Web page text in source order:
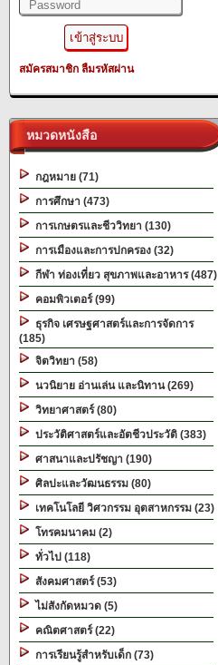
สมัครสมาชิก ลืมรหัสผ่าน
หมวดหนังสือ
กฎหมาย (71)
การศึกษา (473)
การเกษตรและชีววิทยา (130)
การเมืองและการปกครอง (32)
กีฬา ท่องเที่ยว สุขภาพและอาหาร (487)
คอมพิวเตอร์ (99)
ธุรกิจ เศรษฐศาสตร์และการจัดการ
(185)
จิตวิทยา (58)
นวนิยาย อ่านเล่น และนิทาน (269)
วิทยาศาสตร์ (80)
ประวัติศาสตร์และอัตชีวประวัติ (383)
ศาสนาและปรัชญา (190)
ศิลปะและวัฒนธรรม (80)
เทคโนโลยี วิศวกรรม อุตสาหกรรม (23)
โทรคมนาคม (2)
ทั่วไป (118)
สังคมศาสตร์ (53)
ไม่สังกัดหมวด (5)
คณิตศาสตร์ (22)
การเรียนรู้สำหรับเด็ก (73)